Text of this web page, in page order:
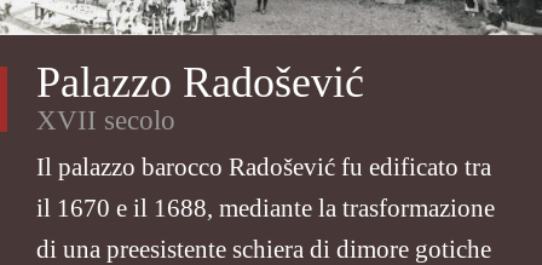
Palazzo Radošević
XVII secolo
Il palazzo barocco Radošević fu edificato tra
il 1670 e il 1688, mediante la trasformazione
di una preesistente schiera di dimore gotiche